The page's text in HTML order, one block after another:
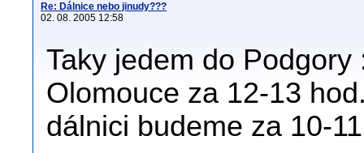
Re: Dálnice nebo jinudy???
02. 08. 2005 12:58
Taky jedem do
Olomouce za 12-13
dálnici budeme za 10-